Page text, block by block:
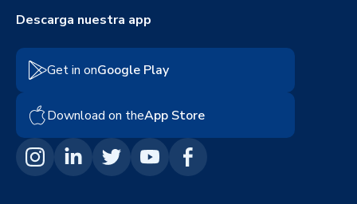
Descarga nuestra app
Get in onGoogle Play
Download on theApp Store